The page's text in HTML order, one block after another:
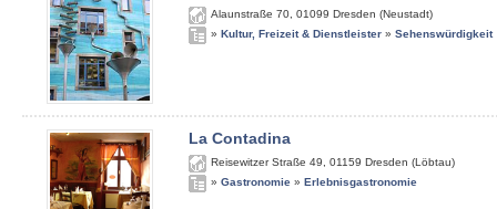
Alaunstraße 70 01099 Dresden (Neustadt)
» Kultur, Freizeit & Dienstleister » Sehenswürdigkeit
La Contadina
Reisewitzer Straße 49 01159 Dresden (Löbtau)
» Gastronomie » Erlebnisgastronomie